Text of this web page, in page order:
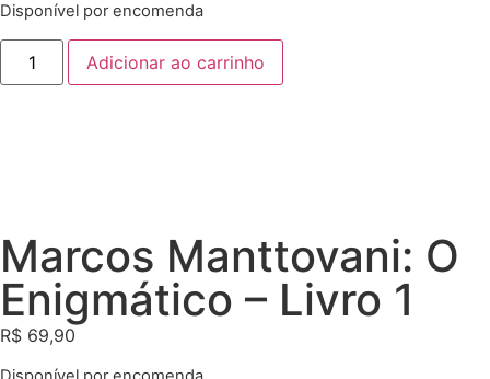
Disponível por encomenda
Adicionar ao carrinho
Marcos Manttovani: O
Enigmático – Livro 1
R$ 69,90